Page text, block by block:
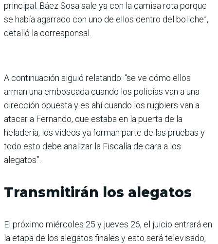
principal. Báez Sosa sale ya con la camisa rota porque
se había agarrado con uno de ellos dentro del boliche”,
detalló la corresponsal.
A continuación siguió relatando: “se ve cómo ellos
arman una emboscada cuando los policías van a una
dirección opuesta y es ahí cuando los rugbiers van a
atacar a Fernando, que estaba en la puerta de la
heladería, los videos ya forman parte de las pruebas y
todo esto debe analizar la Fiscalía de cara a los
alegatos”.
Transmitirán los alegatos
El próximo miércoles 25 y jueves 26, el juicio entrará en
la etapa de los alegatos finales y esto será televisado,